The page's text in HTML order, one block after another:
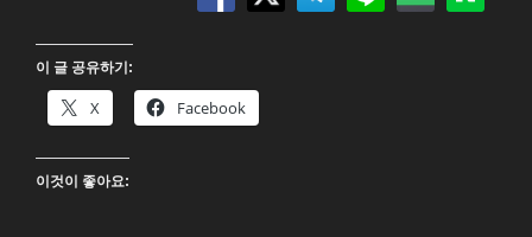
이 글 공유하기:
X Facebook
이것이 좋아요: